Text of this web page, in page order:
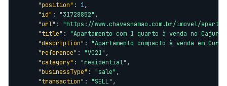
"position" : 1,
"id" : "31728852" ,
"url" : "https://www.chavesnamao.com.br/imovel/
"title" : "Apartamento com 1 quarto à venda no
"description" : "Apartamento compacto à venda em
"reference" : "V021" ,
"category" : "residential" ,
"businessType" : "sale" ,
"transaction" : "SELL" ,